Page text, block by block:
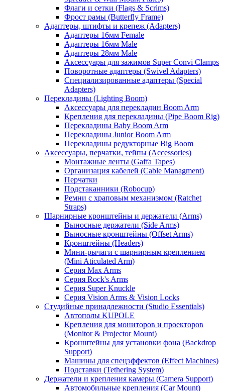
Флаги и сетки (Flags & Scrims)
Фрост рамы (Butterfly Frame)
Адаптеры, штифты и крепеж (Adapters)
Адаптеры 16мм Female
Адаптеры 16мм Male
Адаптеры 28мм Male
Аксессуары для зажимов Super Convi Clamps
Поворотные адаптеры (Swivel Adapters)
Специализированные адаптеры (Special
Adapters)
Перекладины (Lighting Boom)
Аксессуары для перекладин Boom Arm
Крепления для перекладины (Pipe Boom Rig)
Перекладины Baby Boom Arm
Перекладины Junior Boom Arm
Перекладины редукторные Big Boom
Аксессуары, перчатки, тейпы (Accessories)
Монтажные ленты (Gaffa Tapes)
Организация кабелей (Cable Managment)
Перчатки
Подстаканники (Robocup)
Ремни с храповым механизмом (Ratchet
Straps)
Шарнирные кронштейны и держатели (Arms)
Выносные держатели (Side Arms)
Выносные кронштейны (Offset Arms)
Кронштейны (Headers)
Мини-рычаги с шарнирным креплением
(Mini Aticulated Arm)
Серия Max Arms
Серия Rock's Arms
Серия Super Knuckle
Серия Vision Arms & Vision Locks
Студийные принадлежности (Studio Essentials)
Автополы KUPOLE
Крепления для мониторов и проекторов
(Monitor & Projector Mount)
Кронштейны для установки фона (Backdrop
Support)
Машины для спецэффектов (Effect Machines)
Подставки (Tethering System)
Держатели и крепления камеры (Camera Support)
Автомобильные крепления (Car Mount)